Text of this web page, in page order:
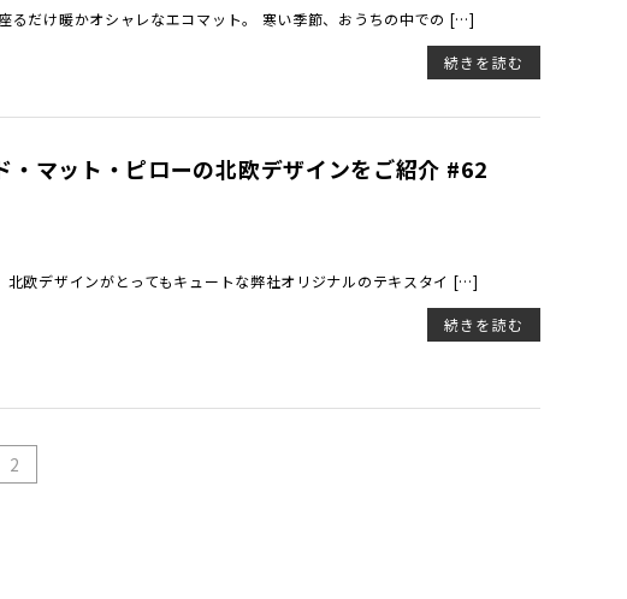
るだけ暖かオシャレなエコマット。 寒い季節、おうちの中での […]
続きを読む
・マット・ピローの北欧デザインをご紹介 #62
欧デザインがとってもキュートな弊社オリジナルのテキスタイ […]
続きを読む
2